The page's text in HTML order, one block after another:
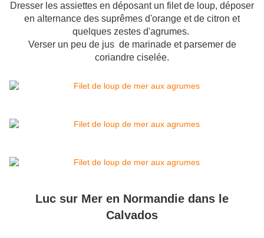
Dresser les assiettes en déposant un filet de loup, déposer
en alternance des suprêmes d'orange et de citron et
quelques zestes d'agrumes.
Verser un peu de jus de marinade et parsemer de
coriandre ciselée.
Luc sur Mer en Normandie dans le
Calvados